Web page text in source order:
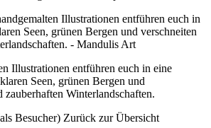
Illustrationen entführen euch in eine
Seen, grünen Bergen und
zauberhaften Winterlandschaften.
Besucher) Zurück zur Übersicht